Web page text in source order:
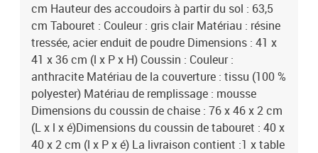
cm Hauteur des accoudoirs à partir du sol : 63,5
cm Tabouret : Couleur : gris clair Matériau : résine
tressée, acier enduit de poudre Dimensions : 41 x
41 x 36 cm (l x P x H) Coussin : Couleur :
anthracite Matériau de la couverture : tissu (100 %
polyester) Matériau de remplissage : mousse
Dimensions du coussin de chaise : 76 x 46 x 2 cm
(L x l x é)Dimensions du coussin de tabouret : 40 x
40 x 2 cm (l x P x é) La livraison contient :1 x table